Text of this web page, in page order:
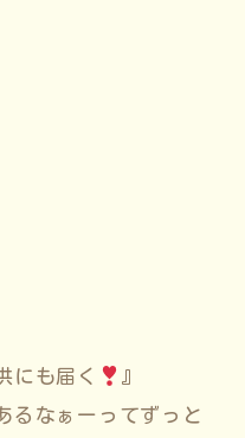
にも届く
』
るなぁーってずっと